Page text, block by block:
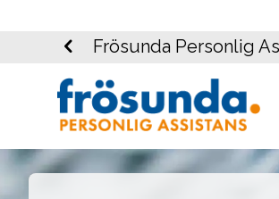
Frösunda Personlig